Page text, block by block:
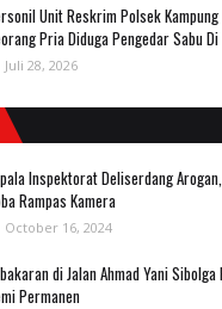
Unit Reskrim Polsek
Pria Diduga Pengedar Sabu
Juli 28, 2026
Inspektorat Deliserdang
Rampas Kamera
October 16, 2024
di Jalan Ahmad Yani Sibolga
Permanen